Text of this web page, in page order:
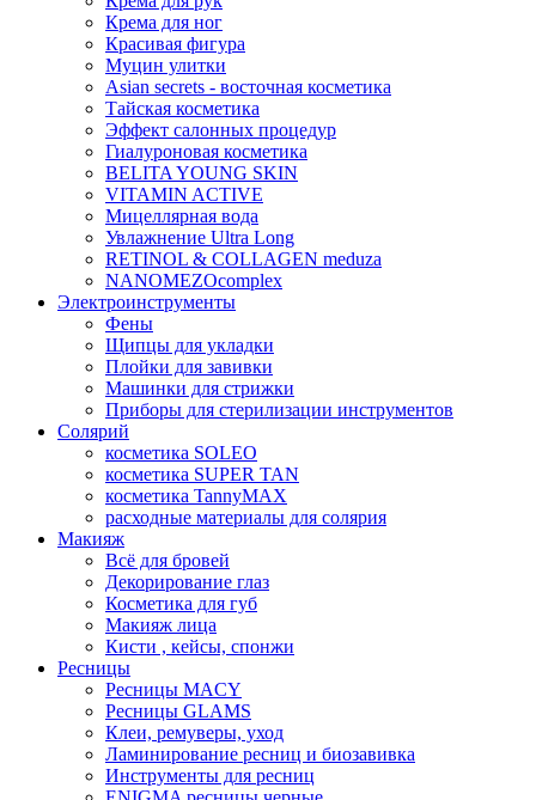
Крема для ног
Красивая фигура
Муцин улитки
Asian seсrets - восточная косметика
Тайская косметика
Эффект салонных процедур
Гиалуроновая косметика
BELITA YOUNG SKIN
VITAMIN ACTIVE
Мицеллярная вода
Увлажнение Ultra Long
RETINOL & COLLAGEN meduza
NANOMEZOcomplex
Электроинструменты
Фены
Щипцы для укладки
Плойки для завивки
Машинки для стрижки
Приборы для стерилизации инструментов
Солярий
косметика SOLEO
косметика SUPER TAN
косметика TannyMAX
расходные материалы для солярия
Макияж
Всё для бровей
Декорирование глаз
Косметика для губ
Макияж лица
Кисти , кейсы, спонжи
Ресницы
Ресницы MACY
Ресницы GLAMS
Клеи, ремуверы, уход
Ламинирование ресниц и биозавивка
Инструменты для ресниц